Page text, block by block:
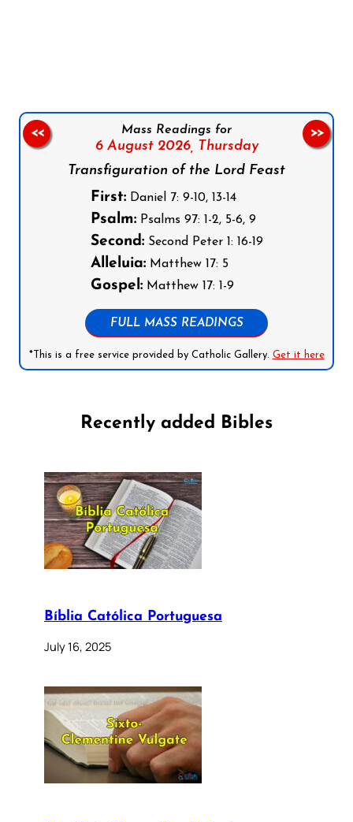
Mass Readings for
6 August 2026, Thursday
Transfiguration of the Lord Feast
First:Daniel 7: 9-10, 13-14
Psalm:Psalms 97: 1-2, 5-6, 9
Second:Second Peter 1: 16-19
Alleluia:Matthew 17: 5
Gospel:Matthew 17: 1-9
FULL MASS READINGS
*This is a free service provided by Catholic Gallery. Get it here
<< >>
Recently added Bibles
Bíblia Católica Portuguesa
July 16, 2025